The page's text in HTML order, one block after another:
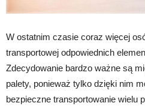
W ostatnim czasie coraz więcej
transportowej odpowiednich
Zdecydowanie bardzo ważne są
palety, ponieważ tylko dzięki nim
bezpieczne transportowanie wielu